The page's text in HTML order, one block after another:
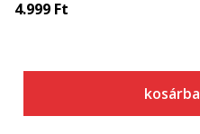
4.999 Ft
kosárba